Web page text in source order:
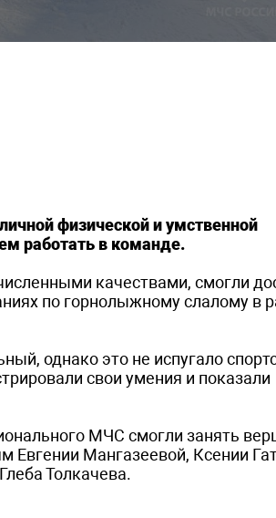
физической и умственной
работать в команде.
качествами, смогли
по горнолыжному слалому в
однако это не испугало
свои умения и показали
МЧС смогли занять
Евгении Мангазеевой, Ксении
Толкачева.